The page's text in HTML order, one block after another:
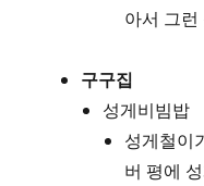
아서 그런
구구집
성게비빔밥
성게철이
버 평에